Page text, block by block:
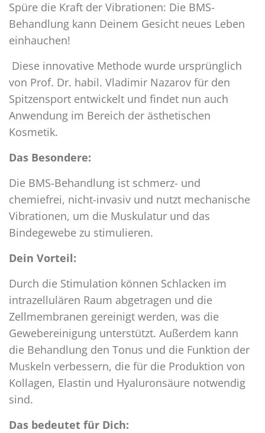
Spüre die Kraft der Vibrationen: Die BMS-
Behandlung kann Deinem Gesicht neues Leben
einhauchen!
Diese innovative Methode wurde ursprünglich
von Prof. Dr. habil. Vladimir Nazarov für den
Spitzensport entwickelt und findet nun auch
Anwendung im Bereich der ästhetischen
Kosmetik.
Das Besondere:
Die BMS-Behandlung ist schmerz- und
chemiefrei, nicht-invasiv und nutzt mechanische
Vibrationen, um die Muskulatur und das
Bindegewebe zu stimulieren.
Dein Vorteil:
Durch die Stimulation können Schlacken im
intrazellulären Raum abgetragen und die
Zellmembranen gereinigt werden, was die
Gewebereinigung unterstützt. Außerdem kann
die Behandlung den Tonus und die Funktion der
Muskeln verbessern, die für die Produktion von
Kollagen, Elastin und Hyaluronsäure notwendig
sind.
Das bedeutet für Dich: